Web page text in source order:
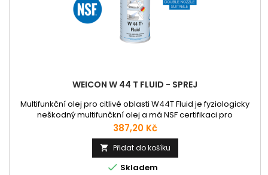
WEICON W 44 T FLUID - SPREJ
Multifunkční olej pro citlivé oblasti W44T Fluid je fyziologicky
neškodný multifunčkní olej a má NSF certifikaci pro
potravinářský sektor. To znamená, že může být použit v
potravinářském a nápojovém průmyslu, ve famaceutickém a
kosmetickém průmyslu. Speciální aktivní složky, složení,
penetrační vlastnosti, pryskyřice a oleje bez kyselin
nalezneme v jednom...
Cena
387,20 Kč
 Přidat do košíku
 Skladem